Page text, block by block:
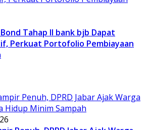
Tahap II bank bjb Dapat
Perkuat Portofolio Pembiayaan